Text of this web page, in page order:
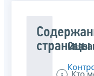
страницы